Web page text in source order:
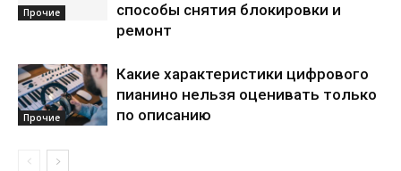
Прочие
способы снятия блокировки и
ремонт
Прочие
Какие характеристики цифрового
пианино нельзя оценивать только
по описанию